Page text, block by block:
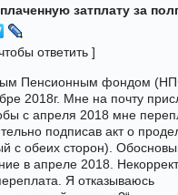
затплату за
ответить]
Пенсионным фондом
2018г. Мне на почту
с апреля 2018 мне
подписав акт о
с обеих сторон).
в апреле 2018.
Я отказываюсь